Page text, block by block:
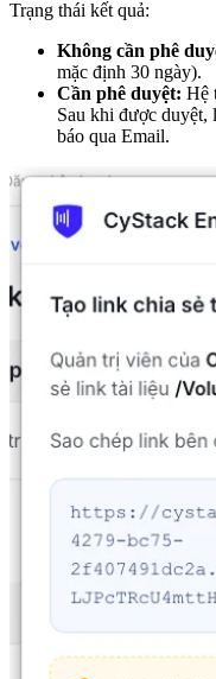
Trạng thái kết quả:
Không cần phê
mặc định 30 ngày).
Cần phê duyệt: Hệ
Sau khi được duyệt,
báo qua Email.